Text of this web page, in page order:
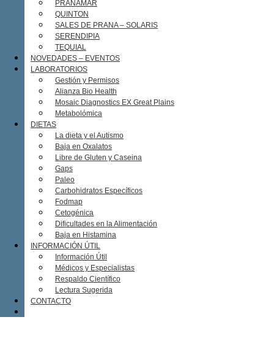
PRANAMAR
QUINTON
SALES DE PRANA – SOLARIS
SERENDIPIA
TEQUIAL
NOVEDADES – EVENTOS
LABORATORIOS
Gestión y Permisos
Alianza Bio Health
Mosaic Diagnostics EX Great Plains
Metabolómica
DIETAS
La dieta y el Autismo
Baja en Oxalatos
Libre de Gluten y Caseina
Gaps
Paleo
Carbohidratos Específicos
Fodmap
Cetogénica
Dificultades en la Alimentación
Baja en Histamina
INFORMACIÓN ÚTIL
Información Útil
Médicos y Especialistas
Respaldo Científico
Lectura Sugerida
CONTACTO